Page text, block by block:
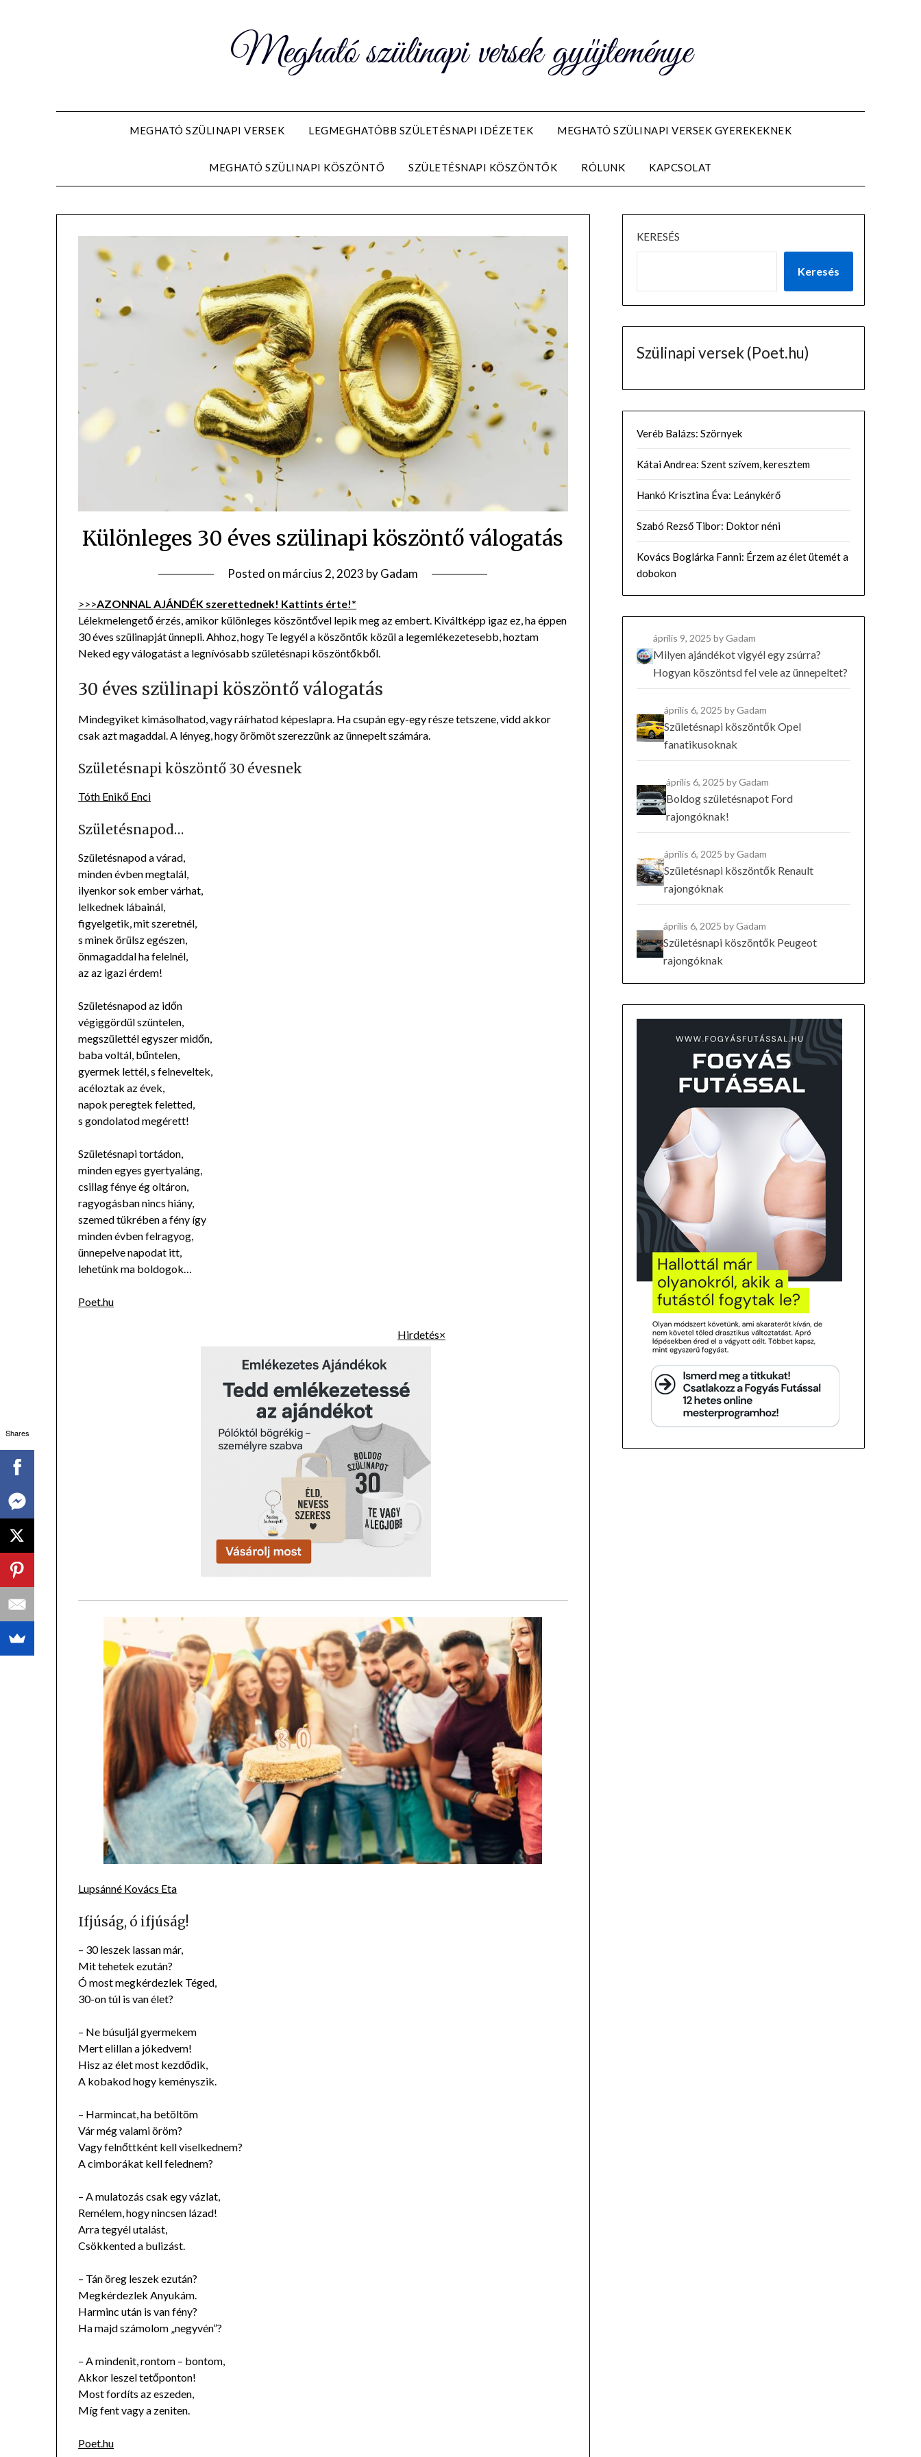
Megható szülinapi versek gyűjteménye
MEGHATÓ SZÜLINAPI VERSEK LEGMEGHATÓBB SZÜLETÉSNAPI IDÉZETEK MEGHATÓ SZÜLINAPI VERSEK GYEREKEKNEK
MEGHATÓ SZÜLINAPI KÖSZÖNTŐ SZÜLETÉSNAPI KÖSZÖNTŐK RÓLUNK KAPCSOLAT
Különleges 30 éves szülinapi köszöntő válogatás
Posted on március 2, 2023 byGadam
>>>AZONNAL AJÁNDÉK szerettednek! Kattints érte!*
Lélekmelengető érzés, amikor különleges köszöntővel lepik meg az embert. Kiváltképp igaz ez, ha éppen
30 éves szülinapját ünnepli. Ahhoz, hogy Te legyél a köszöntők közül a legemlékezetesebb, hoztam
Neked egy válogatást a legnívósabb születésnapi köszöntőkből.
30 éves szülinapi köszöntő válogatás
Mindegyiket kimásolhatod, vagy ráírhatod képeslapra. Ha csupán egy-egy része tetszene, vidd akkor
csak azt magaddal. A lényeg, hogy örömöt szerezzünk az ünnepelt számára.
Születésnapi köszöntő 30 évesnek
Tóth Enikő Enci
Születésnapod…
Születésnapod a várad,
minden évben megtalál,
ilyenkor sok ember várhat,
lelkednek lábainál,
figyelgetik, mit szeretnél,
s minek örülsz egészen,
önmagaddal ha felelnél,
az az igazi érdem!
Születésnapod az időn
végiggördül szüntelen,
megszülettél egyszer midőn,
baba voltál, bűntelen,
gyermek lettél, s felneveltek,
acéloztak az évek,
napok peregtek feletted,
s gondolatod megérett!
Születésnapi tortádon,
minden egyes gyertyaláng,
csillag fénye ég oltáron,
ragyogásban nincs hiány,
szemed tükrében a fény így
minden évben felragyog,
ünnepelve napodat itt,
lehetünk ma boldogok…
Poet.hu
Lupsánné Kovács Eta
Ifjúság, ó ifjúság!
– 30 leszek lassan már,
Mit tehetek ezután?
Ó most megkérdezlek Téged,
30-on túl is van élet?
– Ne búsuljál gyermekem
Mert elillan a jókedvem!
Hisz az élet most kezdődik,
A kobakod hogy keményszik.
– Harmincat, ha betöltöm
Vár még valami öröm?
Vagy felnőttként kell viselkednem?
A cimborákat kell felednem?
– A mulatozás csak egy vázlat,
Remélem, hogy nincsen lázad!
Arra tegyél utalást,
Csökkented a bulizást.
– Tán öreg leszek ezután?
Megkérdezlek Anyukám.
Harminc után is van fény?
Ha majd számolom „negyvén”?
– A mindenit, rontom – bontom,
Akkor leszel tetőponton!
Most fordíts az eszeden,
Míg fent vagy a zeniten.
Poet.hu
KERESÉS
Keresés
Szülinapi versek (Poet.hu)
Veréb Balázs: Szörnyek
Kátai Andrea: Szent szívem, keresztem
Hankó Krisztina Éva: Leánykérő
Szabó Rezső Tibor: Doktor néni
Kovács Boglárka Fanni: Érzem az élet ütemét a
dobokon
április 9, 2025by Gadam
Milyen ajándékot vigyél egy zsúrra?
Hogyan köszöntsd fel vele az ünnepeltet?
április 6, 2025 by Gadam
Születésnapi köszöntők Opel
fanatikusoknak
április 6, 2025by Gadam
Boldog születésnapot Ford
rajongóknak!
április 6, 2025 by Gadam
Születésnapi köszöntők Renault
rajongóknak
április 6, 2025by Gadam
Születésnapi köszöntők Peugeot
rajongóknak
Shares